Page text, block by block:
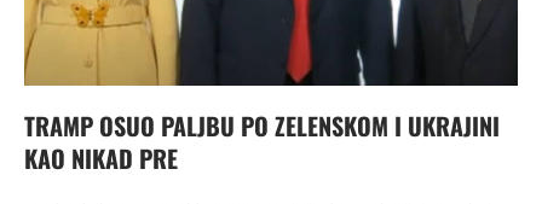
TRAMP OSUO PALJBU PO ZELENSKOM I UKRAJINI
KAO NIKAD PRE